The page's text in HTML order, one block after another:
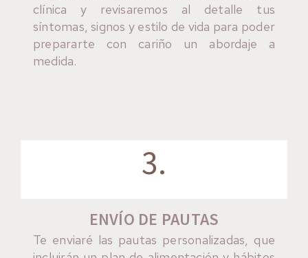
clínica y revisaremos al detalle tus
síntomas, signos y estilo de vida para poder
prepararte con cariño un abordaje a
medida.
3.
ENVÍO DE PAUTAS
Te enviaré las pautas personalizadas, que